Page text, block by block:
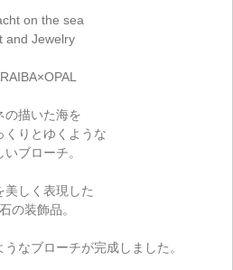
on the sea
and Jewelry
の描いた海を
くりとゆくような
いブローチ。
美しく表現した
の装飾品。
なブローチが完成しました。